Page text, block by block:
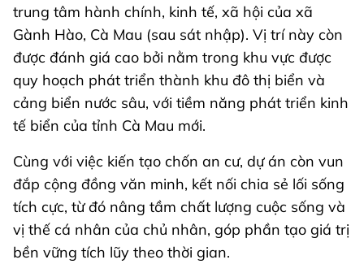
trung tâm hành chính, kinh tế, xã hội của xã
Gành Hào, Cà Mau (sau sát nhập). Vị trí này còn
được đánh giá cao bởi nằm trong khu vực được
quy hoạch phát triển thành khu đô thị biển và
cảng biển nước sâu, với tiềm năng phát triển kinh
tế biển của tỉnh Cà Mau mới.
Cùng với việc kiến tạo chốn an cư, dự án còn vun
đắp cộng đồng văn minh, kết nối chia sẻ lối sống
tích cực, từ đó nâng tầm chất lượng cuộc sống và
vị thế cá nhân của chủ nhân, góp phần tạo giá trị
bền vững tích lũy theo thời gian.